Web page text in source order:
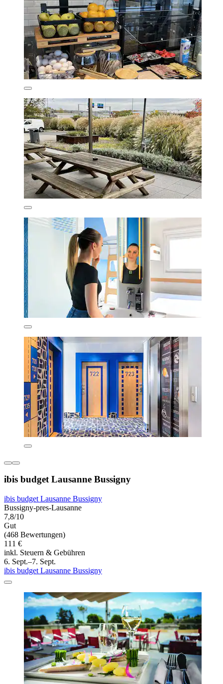
ibis budget Lausanne Bussigny
ibis budget Lausanne Bussigny
Bussigny-pres-Lausanne
7,8/10
Gut
(468 Bewertungen)
111 €
inkl. Steuern & Gebühren
6. Sept.–7. Sept.
ibis budget Lausanne Bussigny